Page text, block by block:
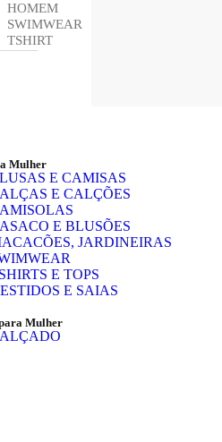
HOMEM
SWIMWEAR
TSHIRT
Mulher
E CAMISAS
E CALÇÕES
E BLUSÕES
JARDINEIRAS
E TOPS
E SAIAS
Mulher